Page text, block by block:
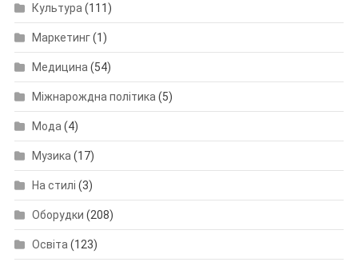
Культура (111)
Маркетинг(1)
Медицина (54)
Міжнарождна політика (5)
Мода (4)
Музика (17)
На стилі (3)
Оборудки (208)
Освіта (123)